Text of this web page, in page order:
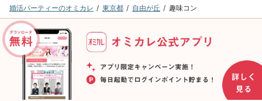
婚活パーティーのオミカレ 東京都 自由が丘 趣味コン